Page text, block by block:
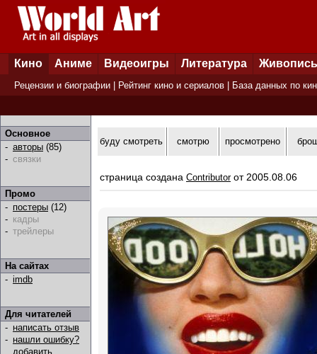
Кино Аниме Видеоигры Литература Живопись
Рецензии и биографии Рейтинг кино и сериалов База данных по
Основное
- авторы (85)
- связки
Промо
- постеры (12)
- кадры
- трейлеры
На сайтах
- imdb
Для читателей
- написать отзыв
- нашли ошибку?
добавить
буду смотреть смотрю просмотрено
страница создана Contributorот 2005.08.06